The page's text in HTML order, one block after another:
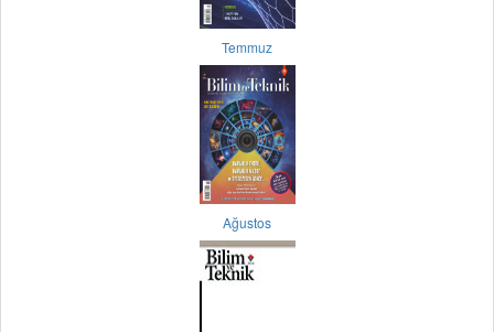
Temmuz
Ağustos